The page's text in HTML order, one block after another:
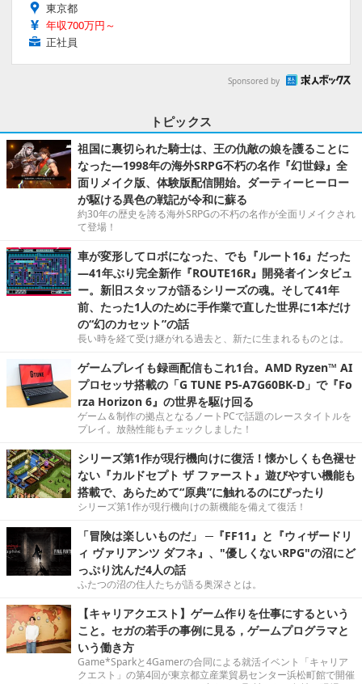
東京都
年収700万円～
正社員
Sponsored by
トピックス
祖国に裏切られた騎士は、王の仇敵の娘を護ることに
なった―1998年の海外SRPG不朽の名作『幻世録』全
面リメイク版、体験版配信開始。ダーティーヒーロー
が駆ける異色の戦記が令和に蘇る
約30年の歴史を誇る海外SRPGの不朽の名作が全面リメイクされ
て登場！
車が変形してロボになった、でも『ルート16』だった
―41年ぶり完全新作『ROUTE16R』開発者インタビュ
ー。新旧スタッフが語るシリーズの魂。そして41年
前、たった1人のために手作業で直した世界に1本だけ
の“幻のカセット”の話
長い時を経て受け継がれる過去と、新たに生まれるものとは。
ゲームプレイも録画配信もこれ1台。AMD Ryzen™ AI
プロセッサ搭載の「G TUNE P5-A7G60BK-D」で『Fo
rza Horizon 6』の世界を駆け回る
ゲーム＆制作の拠点となるノートPCで話題のレースタイトルを
プレイ。放熱性能もチェックしました！
シリーズ第1作が現行機向けに復活！懐かしくも色褪せ
ない『カルドセプト ザ ファースト』遊びやすい機能も
搭載で、あらためて“原典”に触れるのにぴったり
シリーズ第1作が現行機向けの新機能を備えて復活！
「冒険は楽しいものだ」 ─『FF11』と『ウィザードリ
ィ ヴァリアンツ ダフネ』、"優しくないRPG"の沼にど
っぷり沈んだ4人の話
ふたつの沼の住人たちが語る奥深さとは。
【キャリアクエスト】ゲーム作りを仕事にするという
こと。セガの若手の事例に見る，ゲームプログラマと
いう働き方
Game*Sparkと4Gamerの合同による就活イベント「キャリア
クエスト」の第4回が東京都立産業貿易センター浜松町館で開催